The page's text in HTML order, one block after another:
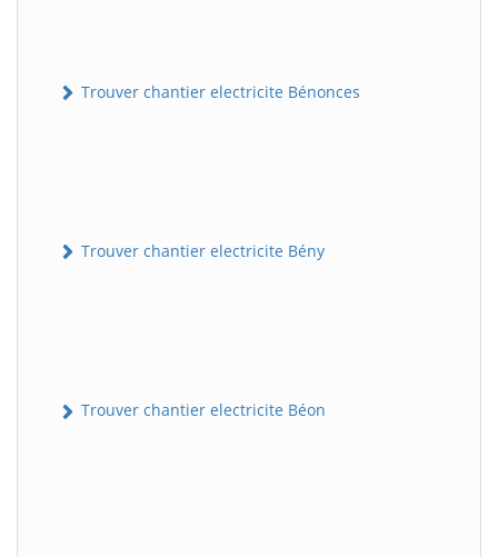
Trouver chantier electricite Bénonces
Trouver chantier electricite Bény
Trouver chantier electricite Béon